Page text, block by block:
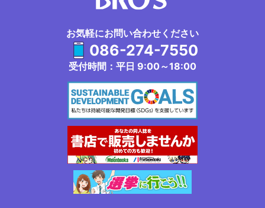
お気軽にお問い合わせください
086-274-7550
受付時間：平日 9:00～18:00